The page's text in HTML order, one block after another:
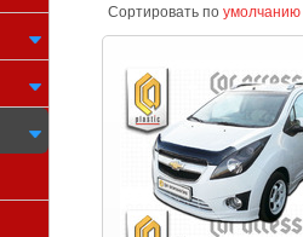
Сортировать по умолчанию